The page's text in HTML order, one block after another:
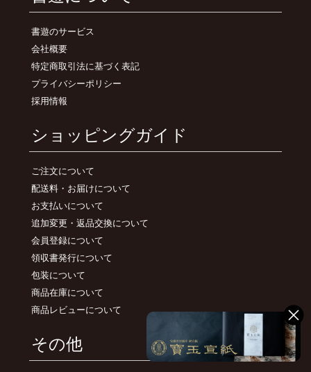
書遊のサービス
会社概要
特定商取引法に基づく表記
プライバシーポリシー
採用情報
ショッピングガイド
ご注文について
配送料・お届けについて
お支払いについて
追加変更・返品交換について
会員登録について
領収書発行について
包装について
商品在庫について
商品レビューについて
その他